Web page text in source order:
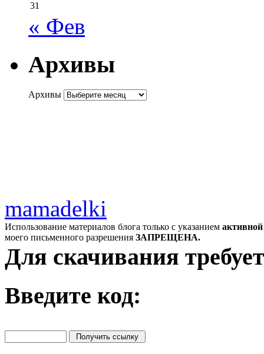
31
« Фев
Архивы
Архивы
mamadelki
Использование материалов блога только с указанием
моего письменного разрешения ЗАПРЕЩЕНА.
Для скачивания
Введите код: